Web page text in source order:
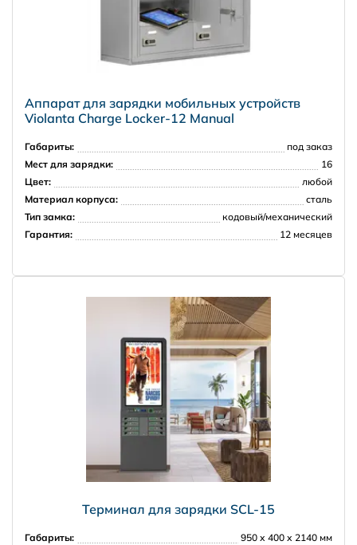
Аппарат для зарядки мобильных устройств
Violanta Charge Locker-12 Manual
Габариты:
под заказ
Мест для зарядки:
16
Цвет:
любой
Материал корпуса:
сталь
Тип замка:
кодовый/механический
Гарантия:
12 месяцев
Терминал для зарядки SCL-15
Габариты:
950 х 400 х 2140 мм